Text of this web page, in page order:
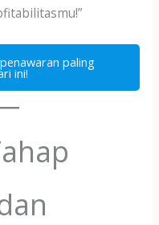
paling
ini!